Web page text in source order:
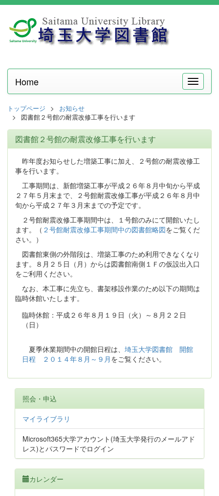
メ
ニ
Home
トップページ
お知らせ
図書館２号館の耐震改修工事を行います
図書館２号館の耐震改修工事を行います
昨年度お知らせした増築工事に加え、２号館の耐震改修工
事を行います。
工事期間は、新館増築工事が平成２６年８月中旬から平成
２７年５月末まで、２号館耐震改修工事が平成２６年８月中
旬から平成２７年３月末までの予定です。
２号館耐震改修工事期間中は、１号館のみにて開館いたし
ます。（ ２号館耐震改修工事期間中の図書館略図をご覧くだ
さい。）
図書館東側の外階段は、増築工事のため利用できなくなり
ます。８月２５日（月）からは図書館南側１Ｆの仮設出入口
をご利用ください。
なお、本工事に先立ち、書架移設作業のため以下の期間は
臨時休館いたします。
臨時休館：平成２６年８月１９日（火）～８月２２日
（日）
夏季休業期間中の開館日程は、 埼玉大学図書館 開館
日程 ２０１４年８月～９月 をご覧ください。
照会・申込
マイライブラリ
Microsoft365大学アカウント(埼玉大学発行のメールアド
レス)とパスワードでログイン
カレンダー